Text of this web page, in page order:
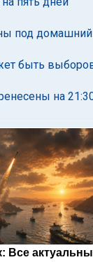
под домашний
быть
на
Все